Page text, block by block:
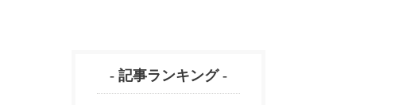
- 記事ランキング -